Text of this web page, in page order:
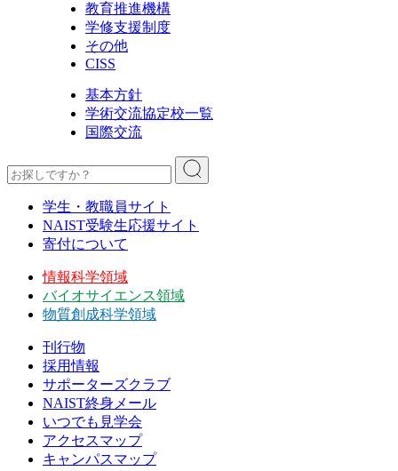
教育推進機構
学修支援制度
その他
CISS
基本方針
学術交流協定校一覧
国際交流
学生・教職員サイト
NAIST受験生応援サイト
寄付について
情報科学領域
バイオサイエンス領域
物質創成科学領域
刊行物
採用情報
サポーターズクラブ
NAIST終身メール
いつでも見学会
アクセスマップ
キャンパスマップ